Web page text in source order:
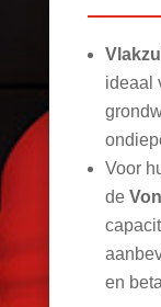
ideaal
Voor
de
en